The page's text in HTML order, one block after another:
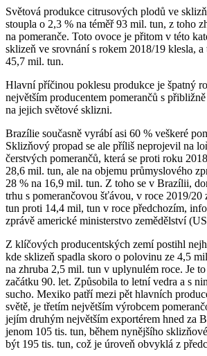
Světová produkce citrusových plodů ve
stoupla o 2,3 % na téměř 93 mil. tun, z toho
na pomeranče. Toto ovoce je přitom v této
sklizeň ve srovnání s rokem 2018/19 klesla,
45,7 mil. tun.
Hlavní příčinou poklesu produkce je špatný
největším producentem pomerančů s
na jejich světové sklizni.
Brazílie současně vyrábí asi 60 % veškeré
Sklizňový propad se ale příliš neprojevil na
čerstvých pomerančů, která se proti roku
28,6 mil. tun, ale na objemu průmyslového
28 % na 16,9 mil. tun. Z toho se v Brazílii,
trhu s pomerančovou šťávou, v roce 2019/20
tun proti 14,4 mil, tun v roce předchozím,
zprávě americké ministerstvo zemědělství
Z klíčových producentských zemí postihl
kde sklizeň spadla skoro o polovinu ze 4,5
na zhruba 2,5 mil. tun v uplynulém roce. Je
začátku 90. let. Způsobila to letní vedra a s
sucho. Mexiko patří mezi pět hlavních
světě, je třetím největším výrobcem
jejím druhým největším exportérem hned za
jenom 105 tis. tun, během nynějšího
být 195 tis. tun, což je úroveň obvyklá z